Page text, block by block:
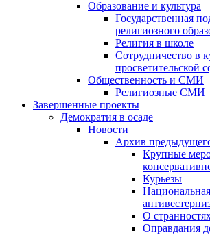
Образование и культура
Государственная
религиозного
Религия в школе
Сотрудничество в
просветительской
Общественность и СМИ
Религиозные СМИ
Завершенные проекты
Демократия в осаде
Новости
Архив
Крупные
Курьезы
О
Оправдания